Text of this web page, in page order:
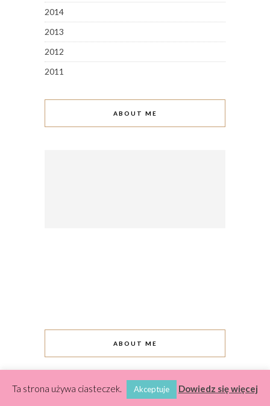
2014
2013
2012
2011
ABOUT ME
ABOUT ME
Ta strona używa ciasteczek. Akceptuje Dowiedz się więcej